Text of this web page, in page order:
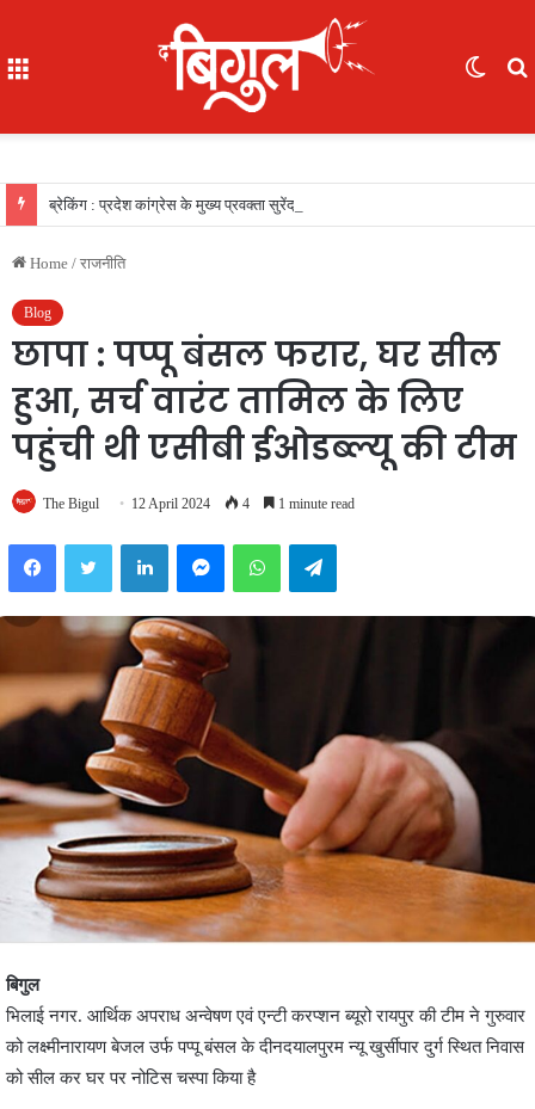
Home / राजनीति
Blog
छापा : पप्पू बंसल फरार, घर सील
हुआ, सर्च वारंट तामिल के लिए
पहुंची थी एसीबी ईओडब्ल्यू की टीम
The Bigul 12 April 2024 4 1 minute read
FacebookTwitter LinkedInMessengerWhatsAppTelegram
बिगुल
भिलाई नगर. आर्थिक अपराध अन्वेषण एवं एन्टी करप्शन ब्यूरो रायपुर की टीम ने गुरुवार
को लक्ष्मीनारायण बेजल उर्फ पप्पू बंसल के दीनदयालपुरम न्यू खुर्सीपार दुर्ग स्थित निवास
को सील कर घर पर नोटिस चस्पा किया है